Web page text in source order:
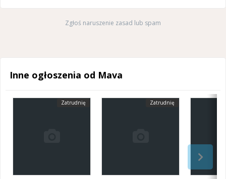
Zgłoś naruszenie zasad lub spam
Inne ogłoszenia od Mava
Zatrudnię Zatrudnię